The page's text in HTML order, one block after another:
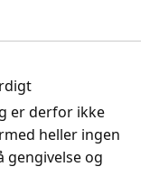
er derfor ikke
heller ingen
og